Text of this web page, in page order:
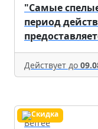
"Самые
период
Действует до
Befree